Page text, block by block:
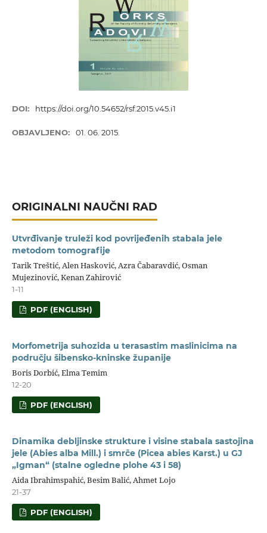
DOI: https://doi.org/10.54652/rsf.2015.v45.i1
OBJAVLJENO: 01. 06. 2015.
ORIGINALNI NAUČNI RAD
Utvrđivanje truleži kod povrijeđenih stabala jele
metodom tomografije
Tarik Treštić, Alen Hasković, Azra Čabaravdić, Osman
Mujezinović, Kenan Zahirović
1-11
PDF (ENGLISH)
Morfometrija suhozida u terasastim maslinicima na
području šibensko-kninske županije
Boris Dorbić, Elma Temim
12-20
PDF (ENGLISH)
Dinamika debljinske strukture i visine stabala sastojina
jele (Abies alba Mill.) i smrče (Picea abies Karst.) u GJ
„Igman“ (stalne ogledne plohe 43 i 58)
Aida Ibrahimspahić, Besim Balić, Ahmet Lojo
21-37
PDF (ENGLISH)